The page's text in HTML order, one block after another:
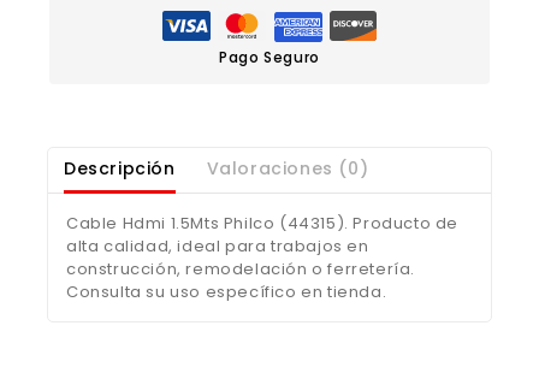
Pago Seguro
Descripción Valoraciones (0)
Cable Hdmi 1.5Mts Philco (44315). Producto de
alta calidad, ideal para trabajos en
construcción, remodelación o ferretería.
Consulta su uso específico en tienda.